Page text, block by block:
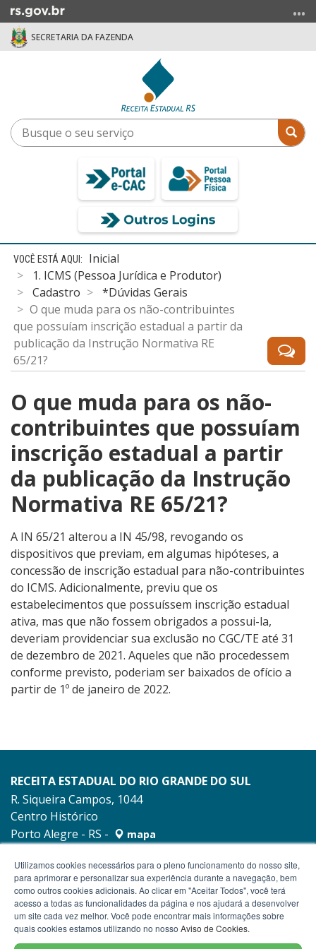
para
menu
SECRETARIA DA FAZENDA
Busque
o
Início
conteúdo
Inicial
1. ICMS (Pessoa Jurídica e Produtor)
Cadastro
*Dúvidas Gerais
O que muda para os não-contribuintes
que possuíam inscrição estadual a partir da
publicação da Instrução Normativa RE
65/21?
O que muda para os não-
contribuintes que possuíam
inscrição estadual a partir
da publicação da Instrução
Normativa RE 65/21?
A IN 65/21 alterou a IN 45/98, revogando os
dispositivos que previam, em algumas hipóteses, a
concessão de inscrição estadual para não-contribuintes
do ICMS. Adicionalmente, previu que os
estabelecimentos que possuíssem inscrição estadual
ativa, mas que não fossem obrigados a possui-la,
deveriam providenciar sua exclusão no CGC/TE até 31
de dezembro de 2021. Aqueles que não procedessem
conforme previsto, poderiam ser baixados de ofício a
partir de 1º de janeiro de 2022.
RECEITA ESTADUAL DO RIO GRANDE DO SUL
R. Siqueira Campos, 1044
Centro Histórico
Porto Alegre - RS -
mapa
Utilizamos cookies necessários para o pleno funcionamento do nosso site,
para aprimorar e personalizar sua experiência durante a navegação, bem
como outros cookies adicionais. Ao clicar em "Aceitar Todos", você terá
acesso a todas as funcionalidades da página e nos ajudará a desenvolver
um site cada vez melhor. Você pode encontrar mais informações sobre
quais cookies estamos utilizando no nosso Aviso de Cookies.